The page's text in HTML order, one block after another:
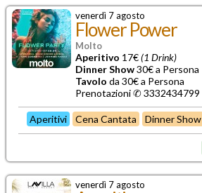
venerdì 7 agosto
Flower Power
Molto
Aperitivo 17€(1 Drink)
Dinner Show30€ a Persona
Tavolo da 30€ a Persona
Prenotazioni ✆ 3332434799
Aperitivi Cena Cantata Dinner Show
venerdì 7 agosto